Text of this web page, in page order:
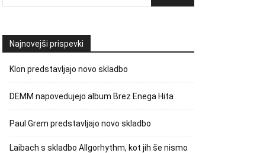
Najnovejši prispevki
Klon predstavljajo novo skladbo
DEMM napovedujejo album Brez Enega Hita
Paul Grem predstavljajo novo skladbo
Laibach s skladbo Allgorhythm, kot jih še nismo